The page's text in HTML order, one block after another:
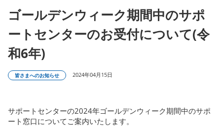
ゴールデンウィーク期間中のサポ
ートセンターのお受付について(令
和6年)
皆さまへのお知らせ 2024年04月15日
サポートセンターの2024年ゴールデンウィーク期間中のサポ
ート窓口についてご案内いたします。